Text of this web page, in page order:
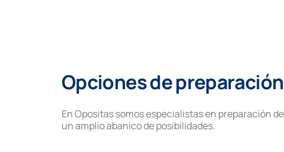
Opciones de
En Opositas somos especialistas en preparación
un amplio abanico de posibilidades.